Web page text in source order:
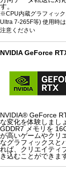
す。
※CPU内蔵グラフィック
Ultra 7-265F等) 使用時
注意ください
NVIDIA GeForce
NVIDIA® GeForce
な変化を体験しまし
GDDR7 メモリを
が高いゲームやクリ
なグラフィックスと
れば、クリエイティ
き込むことができま